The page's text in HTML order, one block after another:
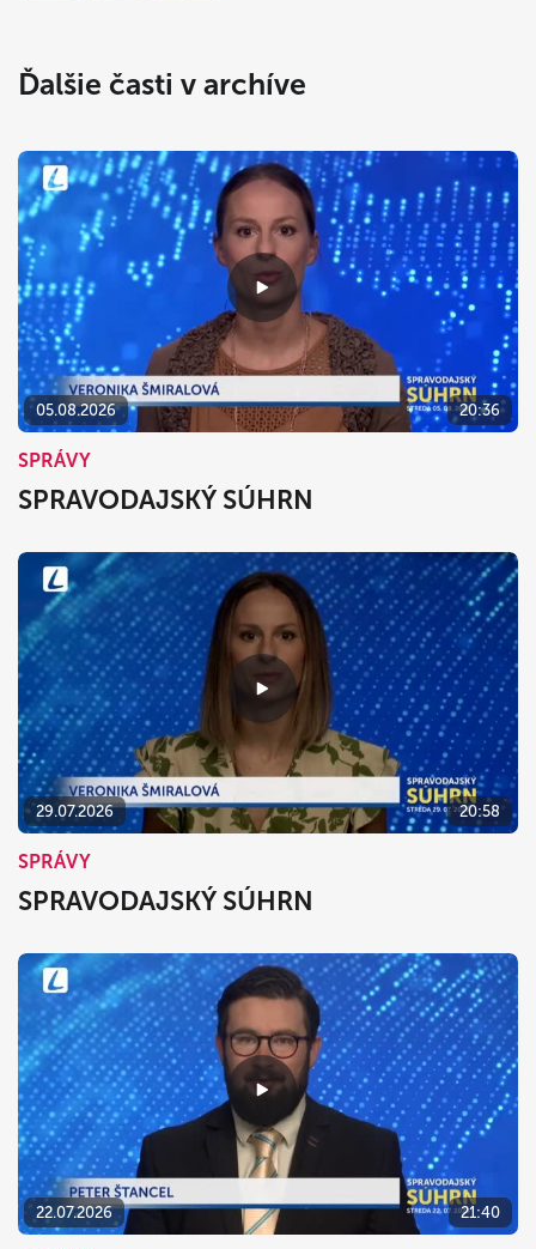
Ďalšie časti v archíve
05.08.2026 20:36
SPRÁVY
SPRAVODAJSKÝ SÚHRN
29.07.2026 20:58
SPRÁVY
SPRAVODAJSKÝ SÚHRN
22.07.2026 21:40